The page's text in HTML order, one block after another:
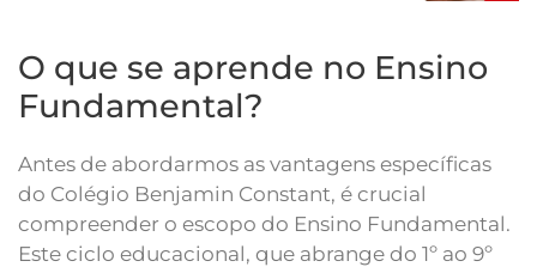
O que se aprende no Ensino
Fundamental?
Antes de abordarmos as vantagens específicas
do Colégio Benjamin Constant, é crucial
compreender o escopo do Ensino Fundamental.
Este ciclo educacional, que abrange do 1º ao 9º